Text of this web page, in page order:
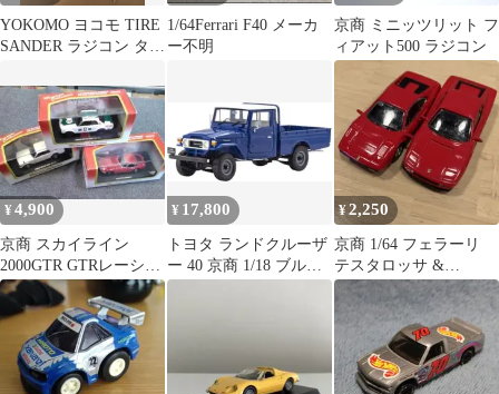
YOKOMO ヨコモ TIRE
SANDER ラジコン タイ
1/64Ferrari F40 メーカ
ー不明
京商 ミニッツリット フ
ィアット500 ラジコン
¥4,900
京商 スカイライン
2000GTR GTRレーシン
グ トヨタ2000GT
¥ 17,800
トヨタ ランドクルーザ
ー 40 京商 1/18 ブルー
KS08958BL
¥2,250
京商 1/64 フェラーリ
テスタロッサ &
308GTB 2台セット 2003